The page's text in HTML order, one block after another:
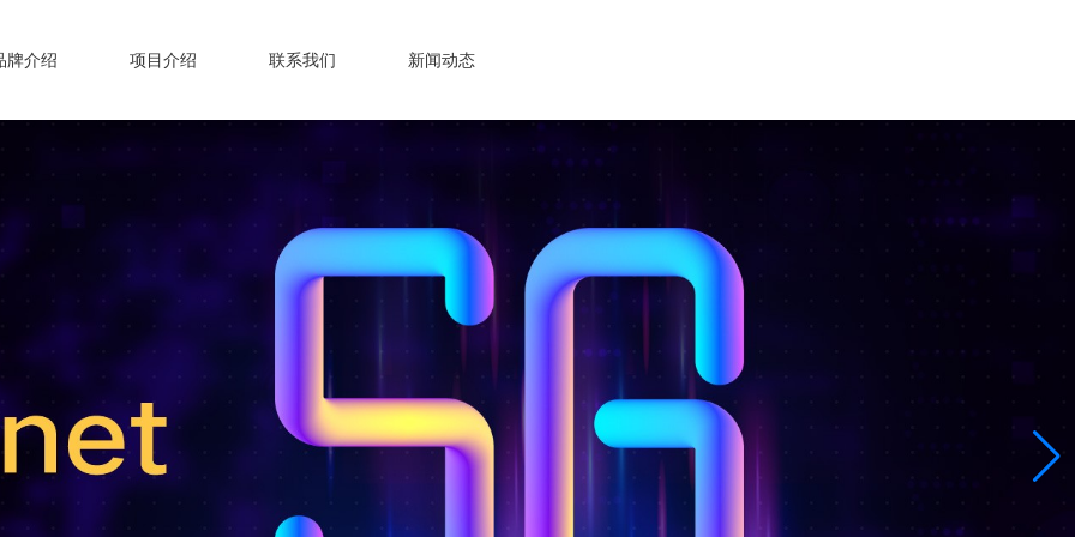
牌介绍 项目介绍 联系我们 新闻动态